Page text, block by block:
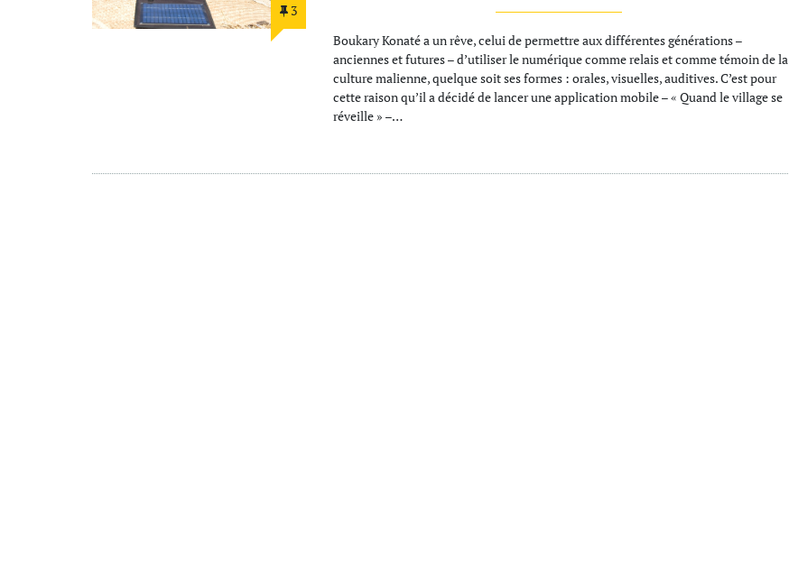
3
Boukary Konaté a un rêve, celui de permettre aux différentes générations –
anciennes et futures – d’utiliser le numérique comme relais et comme témoin de la
culture malienne, quelque soit ses formes : orales, visuelles, auditives. C’est pour
cette raison qu’il a décidé de lancer une application mobile – « Quand le village se
réveille » –…